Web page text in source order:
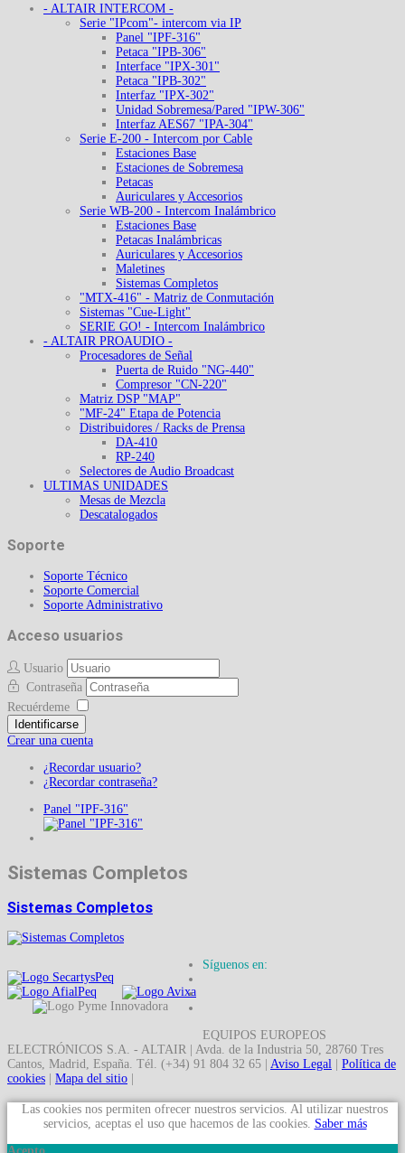
- ALTAIR INTERCOM -
Serie "IPcom"- intercom via IP
Panel "IPF-316"
Petaca "IPB-306"
Interface "IPX-301"
Petaca "IPB-302"
Interfaz "IPX-302"
Unidad Sobremesa/Pared "IPW-306"
Interfaz AES67 "IPA-304"
Serie E-200 - Intercom por Cable
Estaciones Base
Estaciones de Sobremesa
Petacas
Auriculares y Accesorios
Serie WB-200 - Intercom Inalámbrico
Estaciones Base
Petacas Inalámbricas
Auriculares y Accesorios
Maletines
Sistemas Completos
"MTX-416" - Matriz de Conmutación
Sistemas "Cue-Light"
SERIE GO! - Intercom Inalámbrico
- ALTAIR PROAUDIO -
Procesadores de Señal
Puerta de Ruido "NG-440"
Compresor "CN-220"
Matriz DSP "MAP"
"MF-24" Etapa de Potencia
Distribuidores / Racks de Prensa
DA-410
RP-240
Selectores de Audio Broadcast
ULTIMAS UNIDADES
Mesas de Mezcla
Descatalogados
Soporte
Soporte Técnico
Soporte Comercial
Soporte Administrativo
Acceso usuarios
Usuario
Contraseña
Recuérdeme
Identificarse
Crear una cuenta
¿Recordar usuario?
¿Recordar contraseña?
Panel "IPF-316"
Sistemas Completos
Sistemas Completos
Síguenos en:
EQUIPOS EUROPEOS
ELECTRÓNICOS S.A. - ALTAIR | Avda. de la Industria 50, 28760 Tres
Cantos, Madrid, España. Tél. (+34) 91 804 32 65 | Aviso Legal
Política de
cookies
Mapa del sitio
Las cookies nos permiten ofrecer nuestros servicios. Al utilizar nuestros
servicios, aceptas el uso que hacemos de las cookies. Saber más